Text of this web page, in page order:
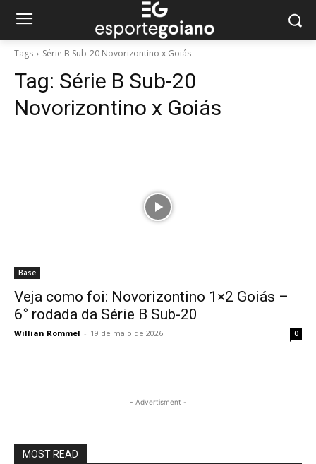
Tags Série B Sub-20 Novorizontino x Goiás
Tag: Série B Sub-20
Novorizontino x Goiás
Base
Veja como foi: Novorizontino 1×2 Goiás –
6° rodada da Série B Sub-20
Willian Rommel - 19 de maio de 2026 0
- Advertisment -
MOST READ